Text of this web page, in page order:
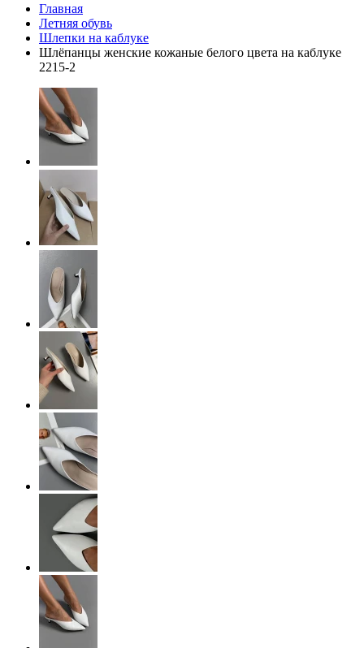
Главная
Летняя обувь
Шлепки на каблуке
Шлёпанцы женские кожаные белого цвета на каблуке
2215-2